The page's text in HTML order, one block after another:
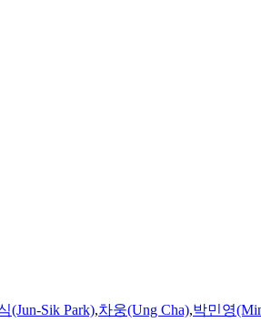
(Jun-Sik Park),차웅(Ung Cha),박민영